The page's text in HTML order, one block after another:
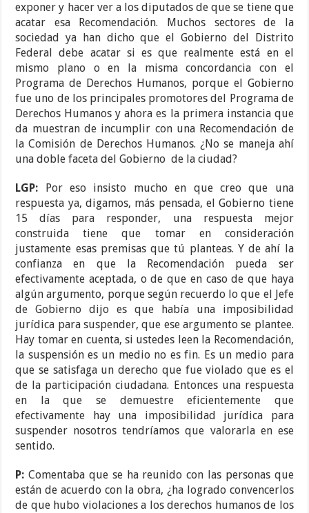
exponer y hacer ver a los diputados de que se tiene que
acatar esa Recomendación. Muchos sectores de la
sociedad ya han dicho que el Gobierno del Distrito
Federal debe acatar si es que realmente está en el
mismo plano o en la misma concordancia con el
Programa de Derechos Humanos, porque el Gobierno
fue uno de los principales promotores del Programa de
Derechos Humanos y ahora es la primera instancia que
da muestran de incumplir con una Recomendación de
la Comisión de Derechos Humanos. ¿No se maneja ahí
una doble faceta del Gobierno de la ciudad?
LGP:
Por eso insisto mucho en que creo que una
respuesta ya, digamos, más pensada, el Gobierno tiene
15 días para responder, una respuesta mejor
construida tiene que tomar en consideración
justamente esas premisas que tú planteas. Y de ahí la
confianza en que la Recomendación pueda ser
efectivamente aceptada, o de que en caso de que haya
algún argumento, porque según recuerdo lo que el Jefe
de Gobierno dijo es que había una imposibilidad
jurídica para suspender, que ese argumento se plantee.
Hay tomar en cuenta, si ustedes leen la Recomendación,
la suspensión es un medio no es fin. Es un medio para
que se satisfaga un derecho que fue violado que es el
de la participación ciudadana. Entonces una respuesta
en la que se demuestre eficientemente que
efectivamente hay una imposibilidad jurídica para
suspender nosotros tendríamos que valorarla en ese
sentido.
P:Comentaba que se ha reunido con las personas que
están de acuerdo con la obra, ¿ha logrado convencerlos
de que hubo violaciones a los derechos humanos de los